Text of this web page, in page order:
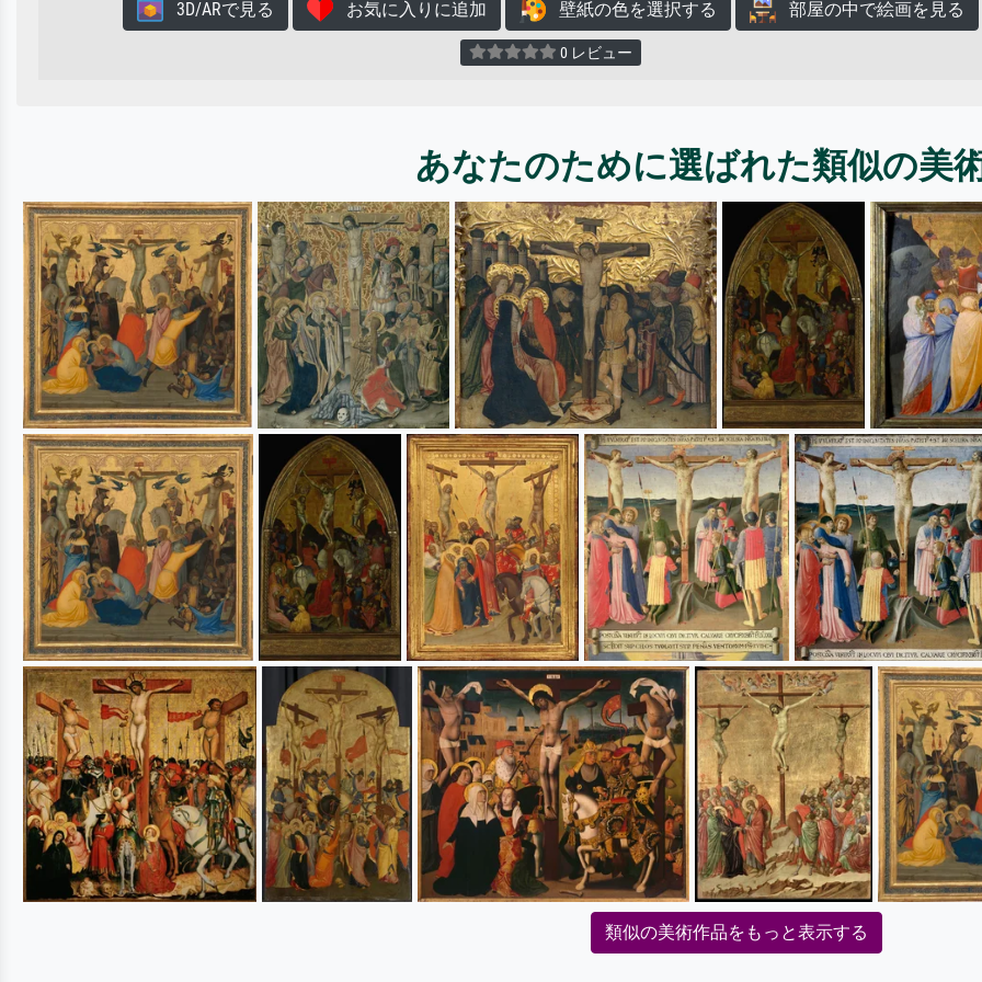
3D/ARで見る お気に入りに追加 壁紙の色を選択する 部屋の中で絵画を見る
0 レビュー
あなたのために選ばれた類似の美
類似の美術作品をもっと表示する